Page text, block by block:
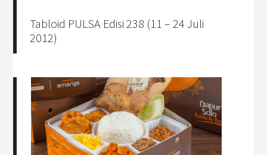
Tabloid PULSA Edisi 238 (11 – 24 Juli
2012)